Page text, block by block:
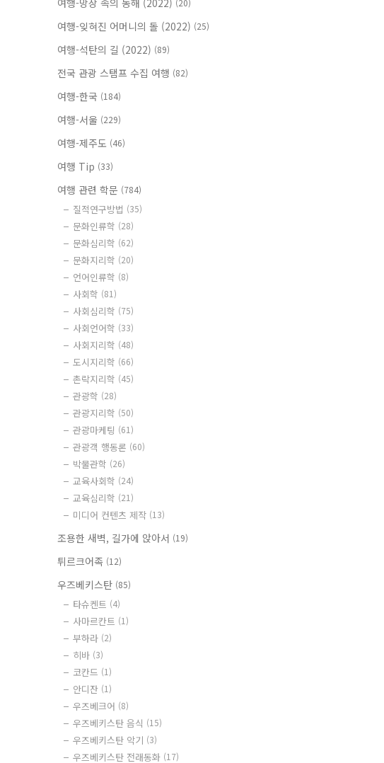
여행-망상 속의 동해 (2022) (20)
여행-잊혀진 어머니의 돌 (2022) (25)
여행-석탄의 길 (2022) (89)
전국 관광 스탬프 수집 여행 (82)
여행-한국 (184)
여행-서울 (229)
여행-제주도 (46)
여행 Tip (33)
여행 관련 학문 (784)
질적연구방법 (35)
문화인류학 (28)
문화심리학 (62)
문화지리학 (20)
언어인류학 (8)
사회학 (81)
사회심리학 (75)
사회언어학 (33)
사회지리학 (48)
도시지리학 (66)
촌락지리학 (45)
관광학 (28)
관광지리학 (50)
관광마케팅 (61)
관광객 행동론 (60)
박물관학 (26)
교육사회학 (24)
교육심리학 (21)
미디어 컨텐츠 제작 (13)
조용한 새벽, 길가에 앉아서 (19)
튀르크어족 (12)
우즈베키스탄 (85)
타슈켄트 (4)
사마르칸트 (1)
부하라 (2)
히바 (3)
코칸드 (1)
안디잔 (1)
우즈베크어 (8)
우즈베키스탄 음식 (15)
우즈베키스탄 악기 (3)
우즈베키스탄 전래동화 (17)